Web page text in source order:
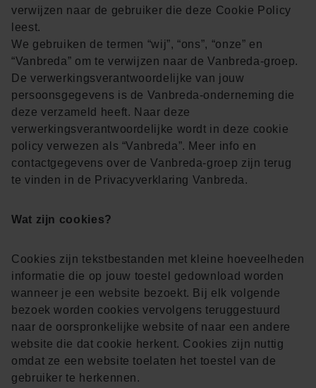
verwijzen naar de gebruiker die deze Cookie Policy
leest.
We gebruiken de termen “wij”, “ons”, “onze” en
“Vanbreda” om te verwijzen naar de Vanbreda-groep.
De verwerkingsverantwoordelijke van jouw
persoonsgegevens is de Vanbreda-onderneming die
deze verzameld heeft. Naar deze
verwerkingsverantwoordelijke wordt in deze cookie
policy verwezen als “Vanbreda”. Meer info en
contactgegevens over de Vanbreda-groep zijn terug
te vinden in de Privacyverklaring Vanbreda.
Wat zijn cookies?
Cookies zijn tekstbestanden met kleine hoeveelheden
informatie die op jouw toestel gedownload worden
wanneer je een website bezoekt. Bij elk volgende
bezoek worden cookies vervolgens teruggestuurd
naar de oorspronkelijke website of naar een andere
website die dat cookie herkent. Cookies zijn nuttig
omdat ze een website toelaten het toestel van de
gebruiker te herkennen.